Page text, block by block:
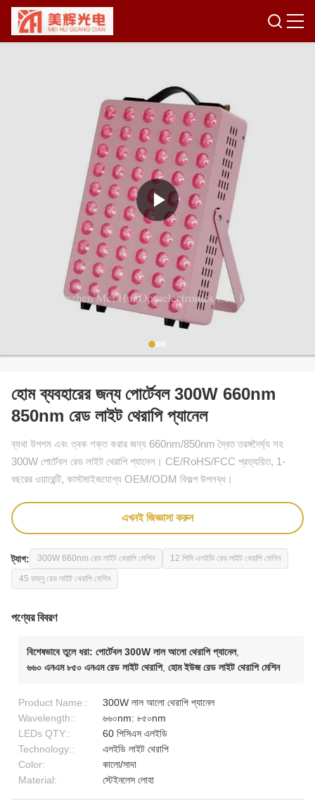
হোম ব্যবহারের জন্য পোর্টেবল 300W 660nm
850nm রেড লাইট থেরাপি প্যানেল
ব্যথা উপশম এবং ত্বক শক্ত করার জন্য 660nm/850nm দ্বৈত তরঙ্গদৈর্ঘ্য সহ
300W পোর্টেবল রেড লাইট থেরাপি প্যানেল। CE/RoHS/FCC প্রত্যয়িত, 1-
বছরের ওয়ারেন্টি, কাস্টমাইজযোগ্য OEM/ODM বিকল্প উপলব্ধ।
এখনই জিজ্ঞাসা করুন
ট্যাগ: 300W 660nm রেড লাইট থেরাপি মেশিন 12 পিসি এলইডি রেড লাইট থেরাপি মেশিন
45 ডাব্লু রেড লাইট থেরাপি মেশিন
পণ্যের বিবরণ
বিশেষভাবে তুলে ধরা: পোর্টেবল 300W লাল আলো থেরাপি প্যানেল,
৬৬০ এনএম ৮৫০ এনএম রেড লাইট থেরাপি, হোম ইউজ রেড লাইট থেরাপি মেশিন
Product Name::
300W লাল আলো থেরাপি প্যানেল
Wavelength::
৬৬০nm: ৮৫০nm
LEDs QTY::
60 পিসিএস এলইডি
Technology::
এলইডি লাইট থেরাপি
Color:
কালো/সাদা
Material:
স্টেইনলেস লোহা